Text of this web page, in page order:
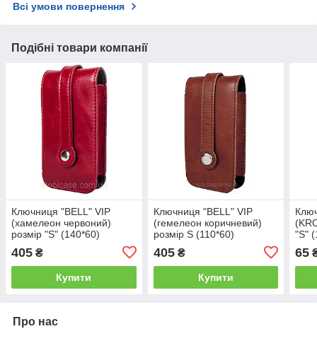
Всі умови повернення
Подібні товари компанії
Ключниця "BELL" VIP
(хамелеон червоний)
розмір "S" (140*60)
405 ₴
Купити
Ключниця "BELL" VIP
(гемелеон коричневий)
розмір S (110*60)
405₴
Купити
"S"
65
Про нас